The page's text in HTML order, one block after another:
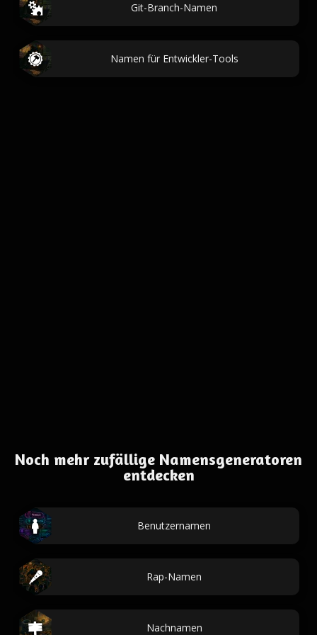
Git-Branch-Namen
Namen für Entwickler-Tools
Noch mehr zufällige Namensgeneratoren
entdecken
Benutzernamen
Rap-Namen
Nachnamen